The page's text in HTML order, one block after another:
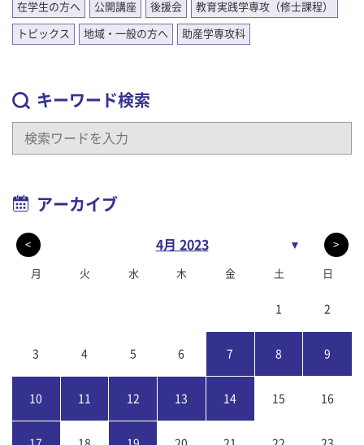
在学生の方へ 公開講座 後援会 教育実践学専攻（修士課程）
トピックス 地域・一般の方へ 助産学専攻科
キーワード検索
アーカイブ
< 4月 2023 ▼ >
月 火 水 木 金 土 日
1 2
3 4 5 6 7 8 9
10 11 12 13 14 15 16